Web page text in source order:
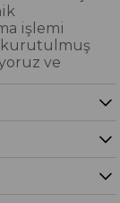
işlemi
kurutulmuş
ve
spatula
kısmi